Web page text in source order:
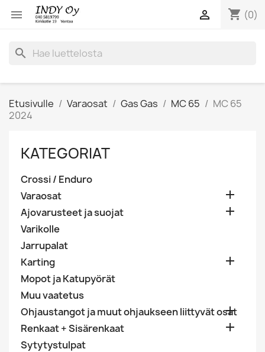
 shopping_cart (0)

search
Etusivulle Varaosat Gas Gas MC 65
MC 65
2024
KATEGORIAT
Crossi / Enduro
Varaosat

Ajovarusteet ja suojat 
Varikolle
Jarrupalat
Karting

Mopot ja Katupyörät
Muu vaatetus
Ohjaustangot ja muut ohjaukseen liittyvät osat

Renkaat + Sisärenkaat 
Sytytystulpat